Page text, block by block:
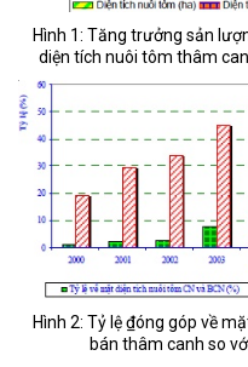
Hình 1: Tăng trưởng sản
diện tích nuôi tôm thâm
Hình 2: Tỷ lệ ₫óng góp về
bán thâm canh so